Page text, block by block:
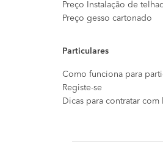
Preço Instalação de
Preço gesso cartonado
Particulares
Como funciona para
Registe-se
Dicas para contratar com